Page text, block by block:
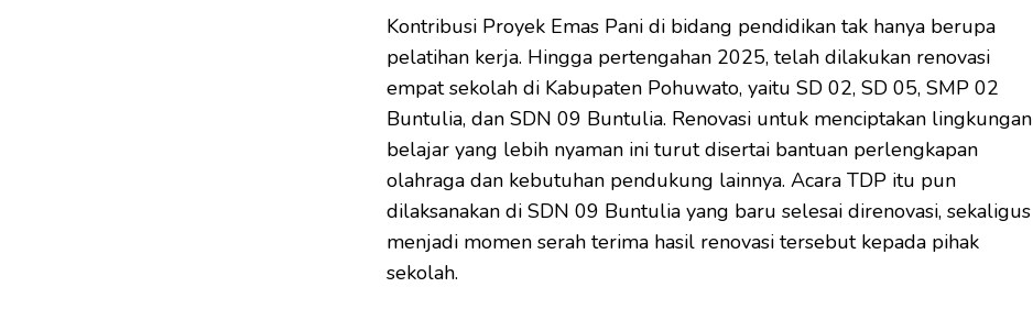
Kontribusi Proyek Emas Pani di bidang pendidikan tak hanya berupa
pelatihan kerja. Hingga pertengahan 2025, telah dilakukan renovasi
empat sekolah di Kabupaten Pohuwato, yaitu SD 02, SD 05, SMP 02
Buntulia, dan SDN 09 Buntulia. Renovasi untuk menciptakan lingkungan
belajar yang lebih nyaman ini turut disertai bantuan perlengkapan
olahraga dan kebutuhan pendukung lainnya. Acara TDP itu pun
dilaksanakan di SDN 09 Buntulia yang baru selesai direnovasi, sekaligus
menjadi momen serah terima hasil renovasi tersebut kepada pihak
sekolah.